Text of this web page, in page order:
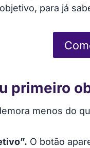
para já
primeiro
menos do
O botão